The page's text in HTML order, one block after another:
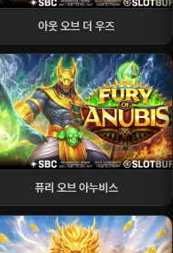
아웃 오브 더 우즈
퓨리 오브 아누비스